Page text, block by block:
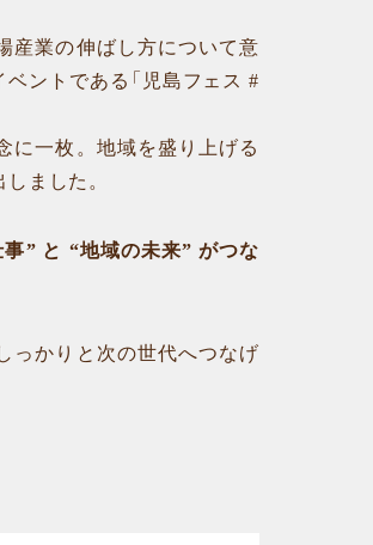
産業の伸ばし方について意
ントである「児島フェス #
に一枚。地域を盛り上げる
ました。
” と “地域の未来” がつな
っかりと次の世代へつなげ